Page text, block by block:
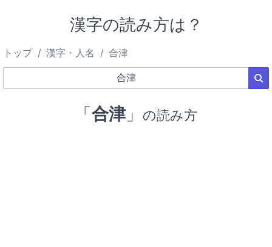
漢字の読み方は？
トップ 漢字・人名 合津
「合津」 の読み方